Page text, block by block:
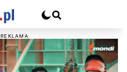
REKLAMA